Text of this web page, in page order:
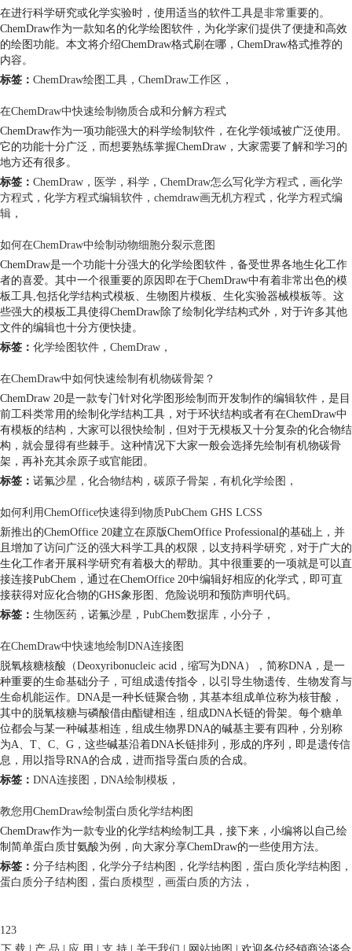
在进行科学研究或化学实验时，使用适当的软件工具是非常重要的。
ChemDraw作为一款知名的化学绘图软件，为化学家们提供了便捷和高效
的绘图功能。本文将介绍ChemDraw格式刷在哪，ChemDraw格式推荐的
内容。
标签： ChemDraw绘图工具 ， ChemDraw工作区 ，
在ChemDraw中快速绘制物质合成和分解方程式
ChemDraw作为一项功能强大的科学绘制软件，在化学领域被广泛使用。
它的功能十分广泛，而想要熟练掌握ChemDraw，大家需要了解和学习的
地方还有很多。
标签： ChemDraw ， 医学 ， 科学 ， ChemDraw怎么写化学方程式 ， 画化学
方程式 ， 化学方程式编辑软件 ， chemdraw画无机方程式 ， 化学方程式编
辑 ，
如何在ChemDraw中绘制动物细胞分裂示意图
ChemDraw是一个功能十分强大的化学绘图软件，备受世界各地生化工作
者的喜爱。其中一个很重要的原因即在于ChemDraw中有着非常出色的模
板工具,包括化学结构式模板、生物图片模板、生化实验器械模板等。这
些强大的模板工具使得ChemDraw除了绘制化学结构式外，对于许多其他
文件的编辑也十分方便快捷。
标签： 化学绘图软件 ， ChemDraw ，
在ChemDraw中如何快速绘制有机物碳骨架？
ChemDraw 20是一款专门针对化学图形绘制而开发制作的编辑软件，是目
前工科类常用的绘制化学结构工具，对于环状结构或者有在ChemDraw中
有模板的结构，大家可以很快绘制，但对于无模板又十分复杂的化合物结
构，就会显得有些棘手。这种情况下大家一般会选择先绘制有机物碳骨
架，再补充其余原子或官能团。
标签： 诺氟沙星 ， 化合物结构 ， 碳原子骨架 ， 有机化学绘图 ，
如何利用ChemOffice快速得到物质PubChem GHS LCSS
新推出的ChemOffice 20建立在原版ChemOffice Professional的基础上，并
且增加了访问广泛的强大科学工具的权限，以支持科学研究，对于广大的
生化工作者开展科学研究有着极大的帮助。其中很重要的一项就是可以直
接连接PubChem，通过在ChemOffice 20中编辑好相应的化学式，即可直
接获得对应化合物的GHS象形图、危险说明和预防声明代码。
标签： 生物医药 ， 诺氟沙星 ， PubChem数据库 ， 小分子 ，
在ChemDraw中快速地绘制DNA连接图
脱氧核糖核酸（Deoxyribonucleic acid，缩写为DNA），简称DNA，是一
种重要的生命基础分子，可组成遗传指令，以引导生物遗传、生物发育与
生命机能运作。DNA是一种长链聚合物，其基本组成单位称为核苷酸，
其中的脱氧核糖与磷酸借由酯键相连，组成DNA长链的骨架。每个糖单
位都会与某一种碱基相连，组成生物界DNA的碱基主要有四种，分别称
为A、T、C、G，这些碱基沿着DNA长链排列，形成的序列，即是遗传信
息，用以指导RNA的合成，进而指导蛋白质的合成。
标签： DNA连接图 ， DNA绘制模板 ，
教您用ChemDraw绘制蛋白质化学结构图
ChemDraw作为一款专业的化学结构绘制工具，接下来，小编将以自己绘
制简单蛋白质甘氨酸为例，向大家分享ChemDraw的一些使用方法。
标签： 分子结构图 ， 化学分子结构图 ， 化学结构图 ， 蛋白质化学结构图 ，
蛋白质分子结构图 ， 蛋白质模型 ， 画蛋白质的方法 ，
1 23